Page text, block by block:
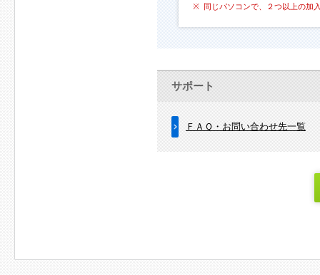
同じパソコンで、２つ以上の加
サポート
ＦＡＱ・お問い合わせ先一覧